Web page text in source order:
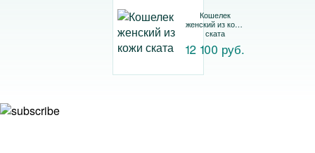
Кошелек
женский из кожи
ската
12 100 руб.